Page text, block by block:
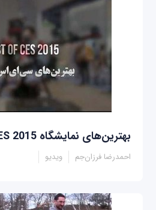
بهترین‌های نمایشگاه CES 2015
احمدرضا فرزان‌جم ویدیو